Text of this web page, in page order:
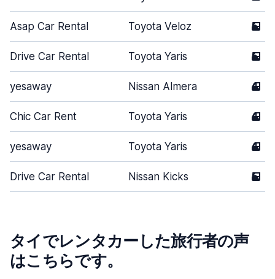
Asap Car Rental Toyota Veloz 5
Drive Car Rental Toyota Yaris 5
yesaway Nissan Almera 4
Chic Car Rent Toyota Yaris 4
yesaway Toyota Yaris 4
Drive Car Rental Nissan Kicks 5
タイでレンタカーした旅行者の声
はこちらです。